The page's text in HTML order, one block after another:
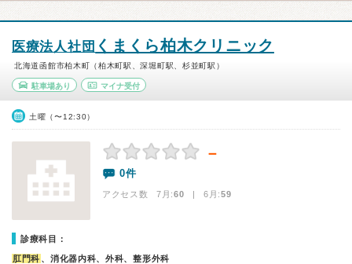
医療法人社団 くまくら柏木クリニック
北海道函館市柏木町（柏木町駅、深堀町駅、杉並町駅）
駐車場あり マイナ受付
土曜（〜12:30）
－
0件
アクセス数 7月:60 | 6月:59
診療科目：
肛門科 、消化器内科、外科、整形外科